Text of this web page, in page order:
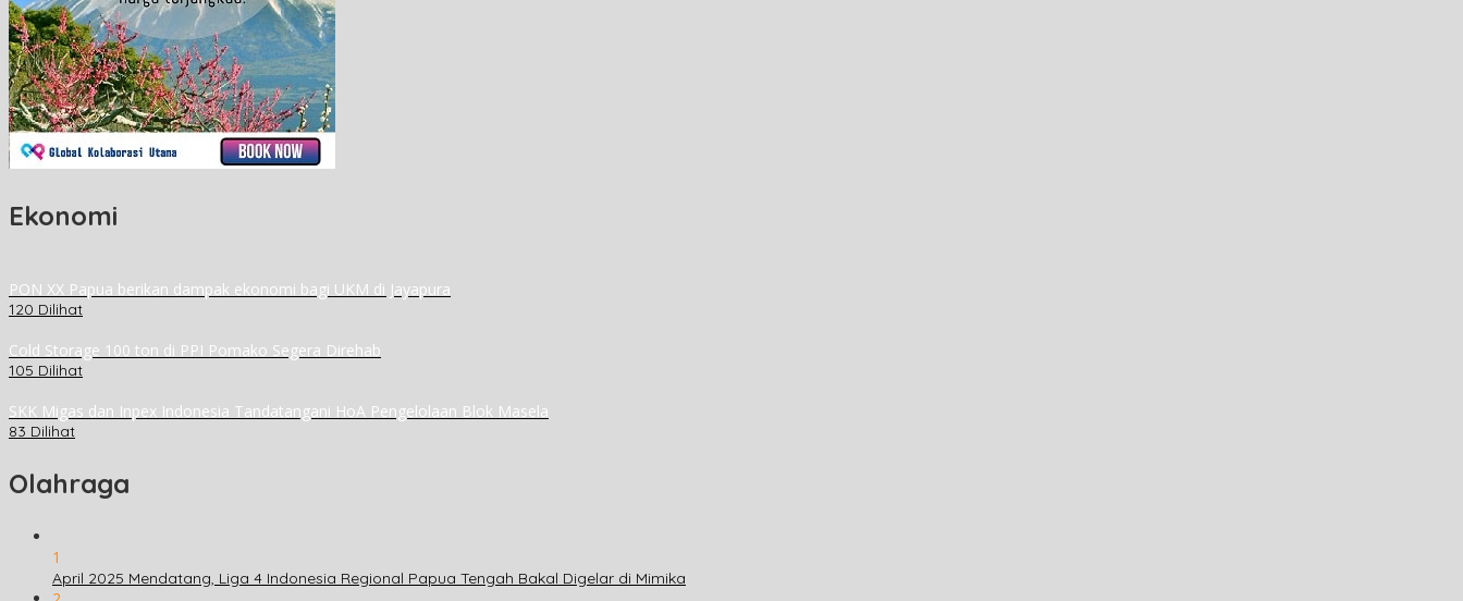
Ekonomi
PON XX Papua berikan dampak ekonomi bagi UKM di Jayapura
120 Dilihat
Cold Storage 100 ton di PPI Pomako Segera Direhab
105 Dilihat
SKK Migas dan Inpex Indonesia Tandatangani HoA Pengelolaan Blok Masela
83 Dilihat
Olahraga
1
April 2025 Mendatang, Liga 4 Indonesia Regional Papua Tengah Bakal Digelar di Mimika